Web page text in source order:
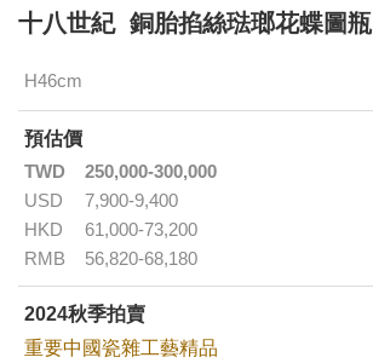
十八世紀 銅胎掐絲琺瑯花蝶圖瓶
H46cm
預估價
TWD
250,000-300,000
USD
7,900-9,400
HKD
61,000-73,200
RMB
56,820-68,180
2024秋季拍賣
重要中國瓷雜工藝精品